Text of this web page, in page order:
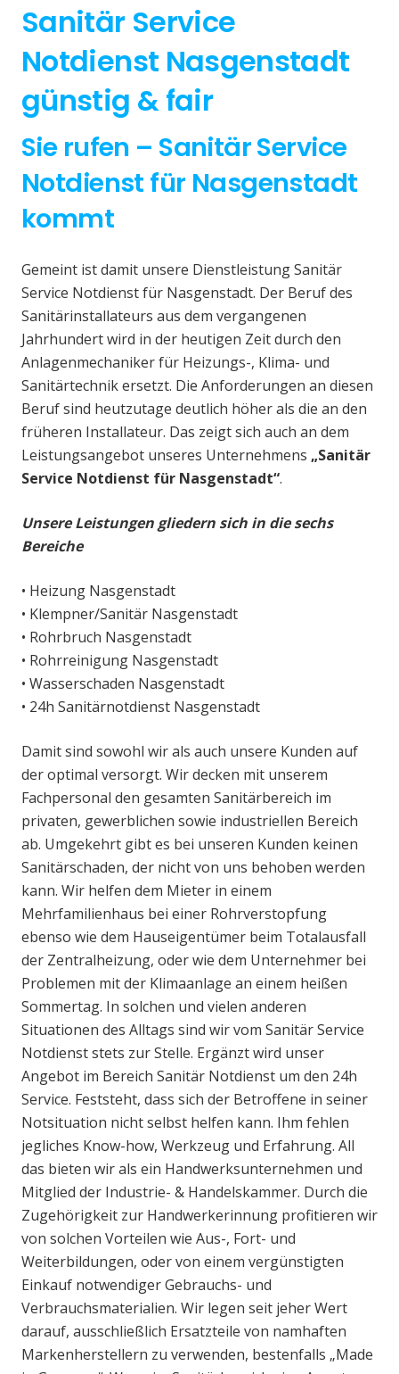
Sanitär Service
Notdienst Nasgenstadt
günstig & fair
Sie rufen – Sanitär Service
Notdienst für Nasgenstadt
kommt
Gemeint ist damit unsere Dienstleistung Sanitär
Service Notdienst für Nasgenstadt. Der Beruf des
Sanitärinstallateurs aus dem vergangenen
Jahrhundert wird in der heutigen Zeit durch den
Anlagenmechaniker für Heizungs-, Klima- und
Sanitärtechnik ersetzt. Die Anforderungen an diesen
Beruf sind heutzutage deutlich höher als die an den
früheren Installateur. Das zeigt sich auch an dem
Leistungsangebot unseres Unternehmens „Sanitär
Service Notdienst für Nasgenstadt“.
Unsere Leistungen gliedern sich in die sechs
Bereiche
• Heizung Nasgenstadt
• Klempner/Sanitär Nasgenstadt
• Rohrbruch Nasgenstadt
• Rohrreinigung Nasgenstadt
• Wasserschaden Nasgenstadt
• 24h Sanitärnotdienst Nasgenstadt
Damit sind sowohl wir als auch unsere Kunden auf
der optimal versorgt. Wir decken mit unserem
Fachpersonal den gesamten Sanitärbereich im
privaten, gewerblichen sowie industriellen Bereich
ab. Umgekehrt gibt es bei unseren Kunden keinen
Sanitärschaden, der nicht von uns behoben werden
kann. Wir helfen dem Mieter in einem
Mehrfamilienhaus bei einer Rohrverstopfung
ebenso wie dem Hauseigentümer beim Totalausfall
der Zentralheizung, oder wie dem Unternehmer bei
Problemen mit der Klimaanlage an einem heißen
Sommertag. In solchen und vielen anderen
Situationen des Alltags sind wir vom Sanitär Service
Notdienst stets zur Stelle. Ergänzt wird unser
Angebot im Bereich Sanitär Notdienst um den 24h
Service. Feststeht, dass sich der Betroffene in seiner
Notsituation nicht selbst helfen kann. Ihm fehlen
jegliches Know-how, Werkzeug und Erfahrung. All
das bieten wir als ein Handwerksunternehmen und
Mitglied der Industrie- & Handelskammer. Durch die
Zugehörigkeit zur Handwerkerinnung profitieren wir
von solchen Vorteilen wie Aus-, Fort- und
Weiterbildungen, oder von einem vergünstigten
Einkauf notwendiger Gebrauchs- und
Verbrauchsmaterialien. Wir legen seit jeher Wert
darauf, ausschließlich Ersatzteile von namhaften
Markenherstellern zu verwenden, bestenfalls „Made